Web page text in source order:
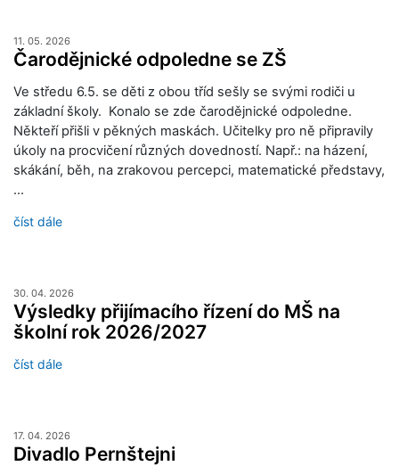
11. 05. 2026
Čarodějnické odpoledne se ZŠ
Ve středu 6.5. se děti z obou tříd sešly se svými rodiči u
základní školy. Konalo se zde čarodějnické odpoledne.
Někteří přišli v pěkných maskách. Učitelky pro ně připravily
úkoly na procvičení různých dovedností. Např.: na házení,
skákání, běh, na zrakovou percepci, matematické představy,
…
číst dále
30. 04. 2026
Výsledky přijímacího řízení do MŠ na
školní rok 2026/2027
číst dále
17. 04. 2026
Divadlo Pernštejni